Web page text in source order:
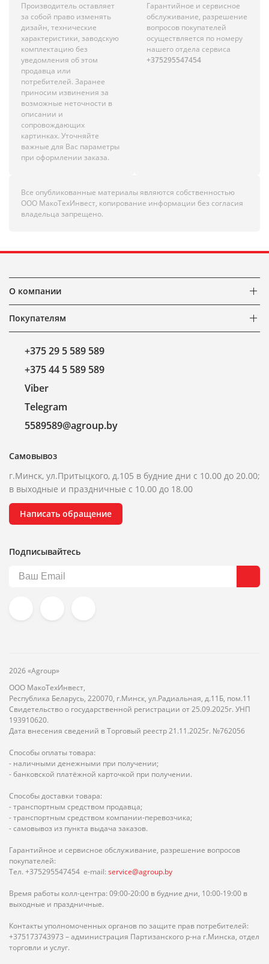
Производитель оставляет
за собой право изменять
дизайн, технические
характеристики, заводскую
комплектацию без
уведомления об этом
продавца или
потребителей. Заранее
приносим извинения за
возможные неточности в
описании и
сопровождающих
картинках. Уточняйте
важные для Вас параметры
при оформлении заказа.
Гарантийное и сервисное
обслуживание, разрешение
вопросов покупателей
осуществляется по номеру
нашего отдела сервиса
+375295547454
Все опубликованные материалы являются собственностью
ООО МакоТехИнвест, копирование информации без согласия
владельца запрещено.
О компании
Покупателям
+375 29 5 589 589
+375 44 5 589 589
Viber
Telegram
5589589@agroup.by
Самовывоз
г.Минск, ул.Притыцкого, д.105 в будние дни с 10.00 до 20.00;
в выходные и праздничные с 10.00 до 18.00
Написать обращение
Подписывайтесь
2026 «Agroup»
ООО МакоТехИнвест,
Республика Беларусь, 220070, г.Минск, ул.Радиальная, д.11Б, пом.11
Свидетельство о государственной регистрации от 25.09.2025г. УНП
193910620.
Дата внесения сведений в Торговый реестр 21.11.2025г. №762056
Способы оплаты товара:
- наличными денежными при получении;
- банковской платёжной карточкой при получении.
Способы доставки товара:
- транспортным средством продавца;
- транспортным средством компании-перевозчика;
- самовывоз из пункта выдача заказов.
Гарантийное и сервисное обслуживание, разрешение вопросов
покупателей:
Тел. +375295547454 e-mail: service@agroup.by
Время работы колл-центра: 09:00-20:00 в будние дни, 10:00-19:00 в
выходные и праздничные.
Контакты уполномоченных органов по защите прав потребителей:
+375173743973 – администрация Партизанского р-на г.Минска, отдел
торговли и услуг.